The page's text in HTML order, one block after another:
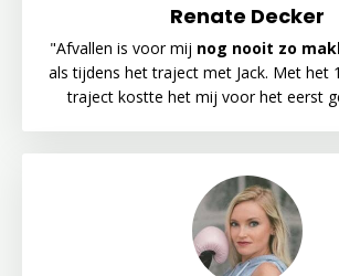
Renate Decker
"Afvallen is voor mij nog nooit zo
als tijdens het traject met Jack. Met het
traject kostte het mij voor het eerst